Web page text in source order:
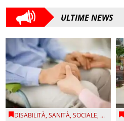
ULTIME NEWS
DISABILITÀ,SANITÀ,SOCIALE, ...